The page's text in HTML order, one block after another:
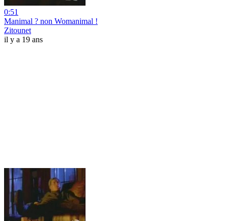
0:51
Manimal ? non Womanimal !
Zitounet
il y a 19 ans